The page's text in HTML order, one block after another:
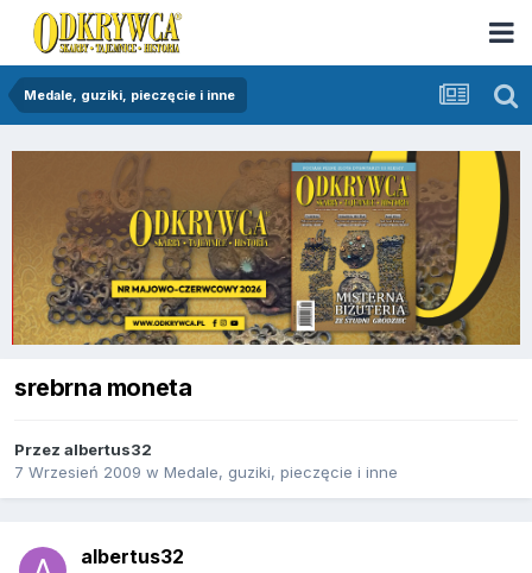
Medale, guziki, pieczęcie i inne
srebrna moneta
Przez albertus32
7 Wrzesień 2009 w Medale, guziki, pieczęcie i inne
albertus32